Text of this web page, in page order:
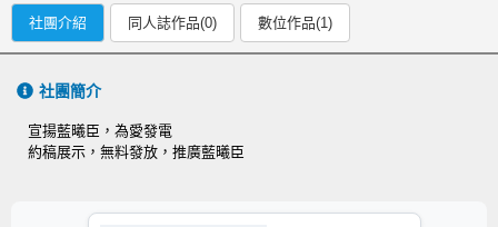
社團介紹 同人誌作品(0) 數位作品(1)
社團簡介
宣揚藍曦臣，為愛發電
約稿展示，無料發放，推廣藍曦臣